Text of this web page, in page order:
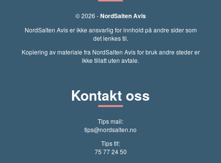
© 2026 -NordSalten Avis
NordSalten Avis er ikke ansvarlig for innhold på andre sider som
det lenkes til.
Kopiering av materiale fra NordSalten Avis for bruk andre steder er
ikke tillatt uten avtale.
Kontakt oss
Tips mail:
tips@nordsalten.no
Tips tlf:
75 77 24 50